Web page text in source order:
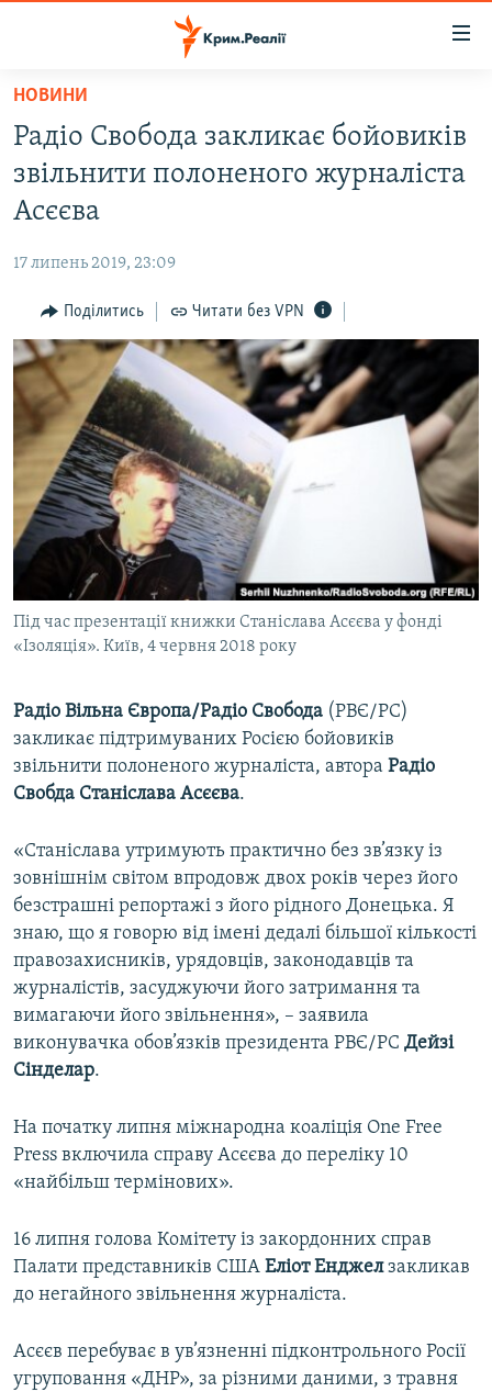
Перейти
основного
матеріалу
Перейти
до
основної
Перейти
до
пошуку
ВОДА.КРИМ
ВІДЕО ТА ФОТО
БЛОГИ
ПОГЛЯД
ІНТЕРВ'Ю
ВСЕ ЗА ДЕНЬ
СПЕЦПРОЕКТИ
ДЕПОРТАЦІЯ
ВІДЕОУРОКИ «ELIFBE»
СВІДЧЕННЯ ОКУПАЦІЇ
УКРАЇНСЬКА ПРОБЛЕМА КРИМУ
ІНФОГРАФІКА
ЯК ОБІЙТИ БЛОКУВАННЯ
Русский
Qırımtatar
ДОЛУЧАЙСЯ!
Усі сайти RFE/RL
НОВИНИ
Радіо Свобода закликає бойовиків
звільнити полоненого журналіста
Асєєва
17 липень 2019, 23:09
Поділитись Читати без VPN
Під час презентації книжки Станіслава Асєєва у фонді
«Ізоляція». Київ, 4 червня 2018 року
Радіо Вільна Європа/Радіо Свобода (РВЄ/РС)
закликає підтримуваних Росією бойовиків
звільнити полоненого журналіста, автора Радіо
Свобда Станіслава Асєєва.
«Станіслава утримують практично без зв’язку із
зовнішнім світом впродовж двох років через його
безстрашні репортажі з його рідного Донецька. Я
знаю, що я говорю від імені дедалі більшої кількості
правозахисників, урядовців, законодавців та
журналістів, засуджуючи його затримання та
вимагаючи його звільнення», – заявила
виконувачка обов’язків президента РВЄ/РС Дейзі
Сінделар.
На початку липня міжнародна коаліція One Free
Press включила справу Асєєва до переліку 10
«найбільш термінових».
16 липня голова Комітету із закордонних справ
Палати представників США Еліот Енджелзакликав
до негайного звільнення журналіста.
Асєєв перебуває в ув’язненні підконтрольного Росії
угруповання «ДНР», за різними даними, з травня